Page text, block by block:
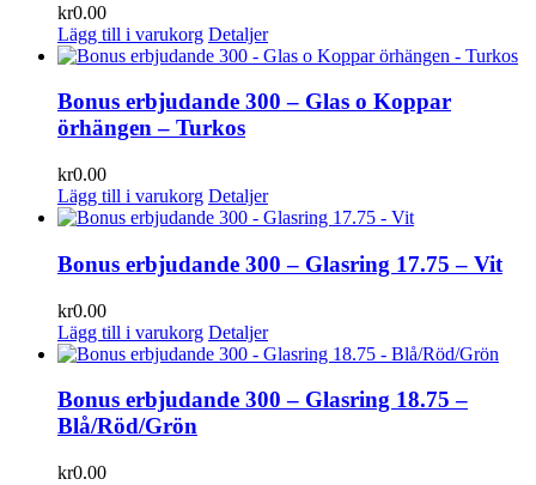
kr0.00
Lägg till i varukorg Detaljer
Bonus erbjudande 300 – Glas o Koppar
örhängen – Turkos
kr0.00
Lägg till i varukorg Detaljer
Bonus erbjudande 300 – Glasring 17.75 – Vit
kr0.00
Lägg till i varukorg Detaljer
Bonus erbjudande 300 – Glasring 18.75 –
Blå/Röd/Grön
kr0.00